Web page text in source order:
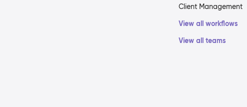
Client Management
View all workflows
View all teams